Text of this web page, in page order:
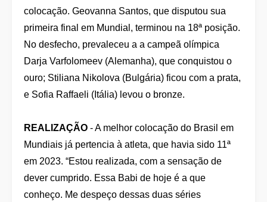
colocação. Geovanna Santos, que disputou sua
primeira final em Mundial, terminou na 18ª posição.
No desfecho, prevaleceu a a campeã olímpica
Darja Varfolomeev (Alemanha), que conquistou o
ouro; Stiliana Nikolova (Bulgária) ficou com a prata,
e Sofia Raffaeli (Itália) levou o bronze.
REALIZAÇÃO - A melhor colocação do Brasil em
Mundiais já pertencia à atleta, que havia sido 11ª
em 2023. “Estou realizada, com a sensação de
dever cumprido. Essa Babi de hoje é a que
conheço. Me despeço dessas duas séries